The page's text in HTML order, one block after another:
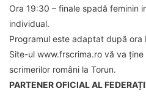
Ora 19:30 – finale spadă feminin
individual.
Programul este adaptat după ora
Site-ul www.frscrima.ro vă va
scrimerilor români la Torun.
PARTENER OFICIAL AL